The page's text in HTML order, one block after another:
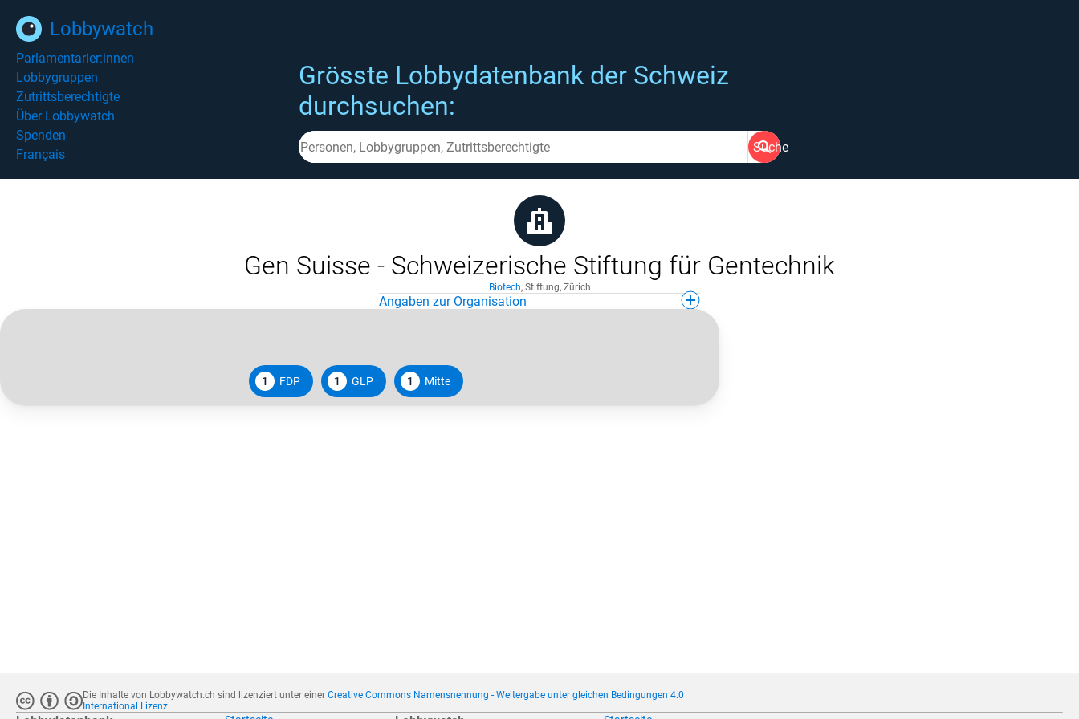
Lobbywatch
Parlamentarier:innen
Lobbygruppen
Zutrittsberechtigte
Über Lobbywatch
Spenden
Français
Grösste Lobbydatenbank der Schweiz
durchsuchen:
Suche
Gen Suisse - Schweizerische Stiftung für Gentechnik
Biotech, Stiftung, Zürich
Angaben zur Organisation
1 FDP 1 GLP 1 Mitte
Die Inhalte von Lobbywatch.ch sind lizenziert unter einerCreative Commons Namensnennung - Weitergabe unter gleichen Bedingungen 4.0
International Lizenz.